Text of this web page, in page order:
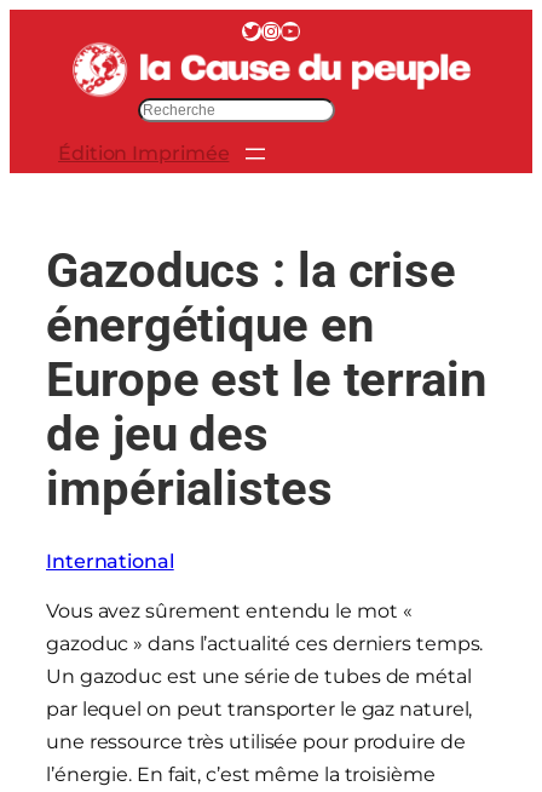
contenu
Twitter InstagramYouTube
c
e
Édition Imprimée
Gazoducs : la crise
énergétique en
Europe est le terrain
de jeu des
impérialistes
International
Vous avez sûrement entendu le mot «
gazoduc » dans l’actualité ces derniers temps.
Un gazoduc est une série de tubes de métal
par lequel on peut transporter le gaz naturel,
une ressource très utilisée pour produire de
l’énergie. En fait, c’est même la troisième